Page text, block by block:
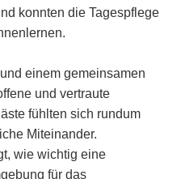
konnten die Tagespflege
einem gemeinsamen
und vertraute
fühlten sich rundum
Miteinander.
wie wichtig eine
für das